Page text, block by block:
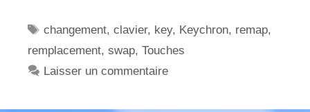
Étiquettes
changement,clavier, key, Keychron, remap,
remplacement, swap, Touches
Laisser un commentaire